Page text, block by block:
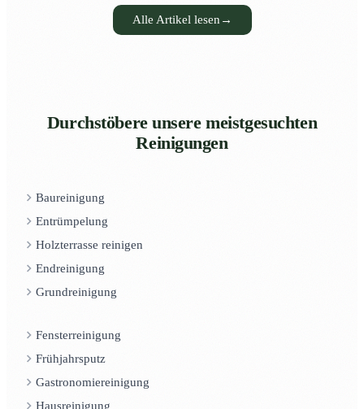
Alle Artikel lesen →
Durchstöbere unsere meistgesuchten
Reinigungen
Baureinigung
Entrümpelung
Holzterrasse reinigen
Endreinigung
Grundreinigung
Fensterreinigung
Frühjahrsputz
Gastronomiereinigung
Hausreinigung